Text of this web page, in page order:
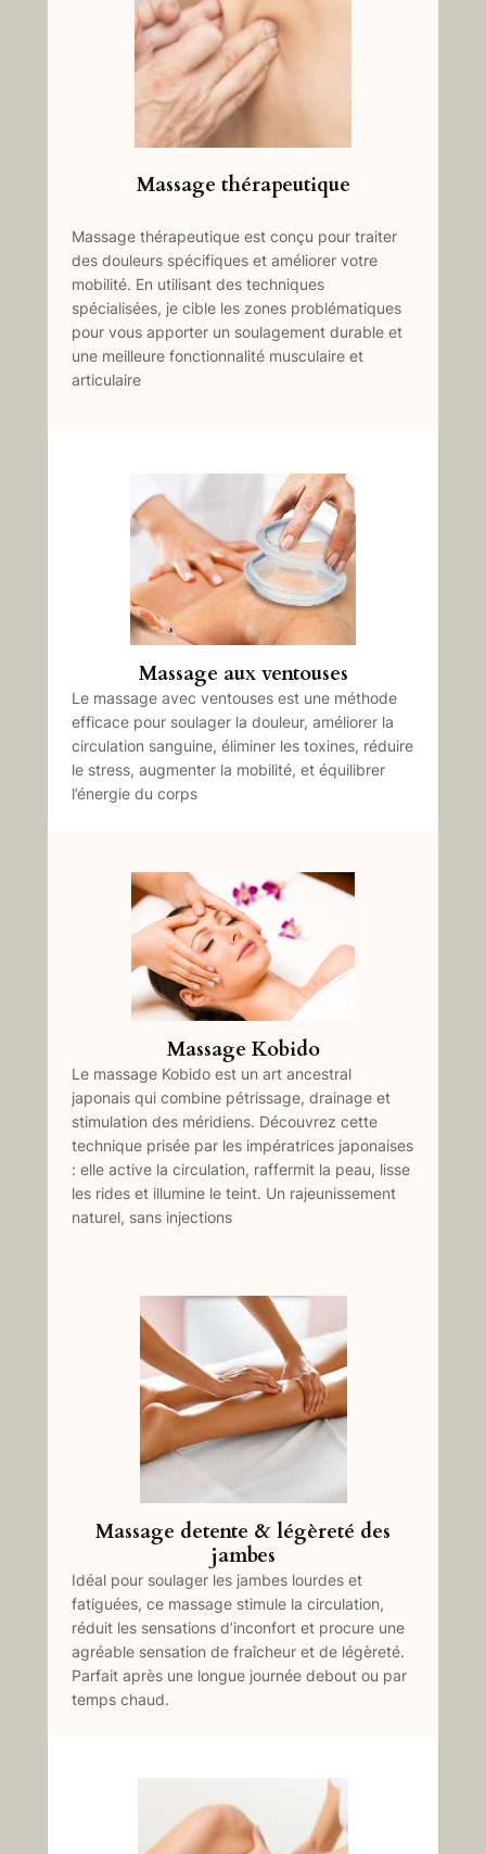
Massage thérapeutique
Massage thérapeutique est conçu pour traiter
des douleurs spécifiques et améliorer votre
mobilité. En utilisant des techniques
spécialisées, je cible les zones problématiques
pour vous apporter un soulagement durable et
une meilleure fonctionnalité musculaire et
articulaire
Massage aux ventouses
Le massage avec ventouses est une méthode
efficace pour soulager la douleur, améliorer la
circulation sanguine, éliminer les toxines, réduire
le stress, augmenter la mobilité, et équilibrer
l’énergie du corps
Massage Kobido
Le massage Kobido est un art ancestral
japonais qui combine pétrissage, drainage et
stimulation des méridiens. Découvrez cette
technique prisée par les impératrices japonaises
: elle active la circulation, raffermit la peau, lisse
les rides et illumine le teint. Un rajeunissement
naturel, sans injections
Massage detente & légèreté des
jambes
Idéal pour soulager les jambes lourdes et
fatiguées, ce massage stimule la circulation,
réduit les sensations d’inconfort et procure une
agréable sensation de fraîcheur et de légèreté.
Parfait après une longue journée debout ou par
temps chaud.